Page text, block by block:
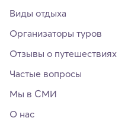
Виды отдыха
Организаторы туров
Отзывы о путешествиях
Частые вопросы
Мы в СМИ
О нас